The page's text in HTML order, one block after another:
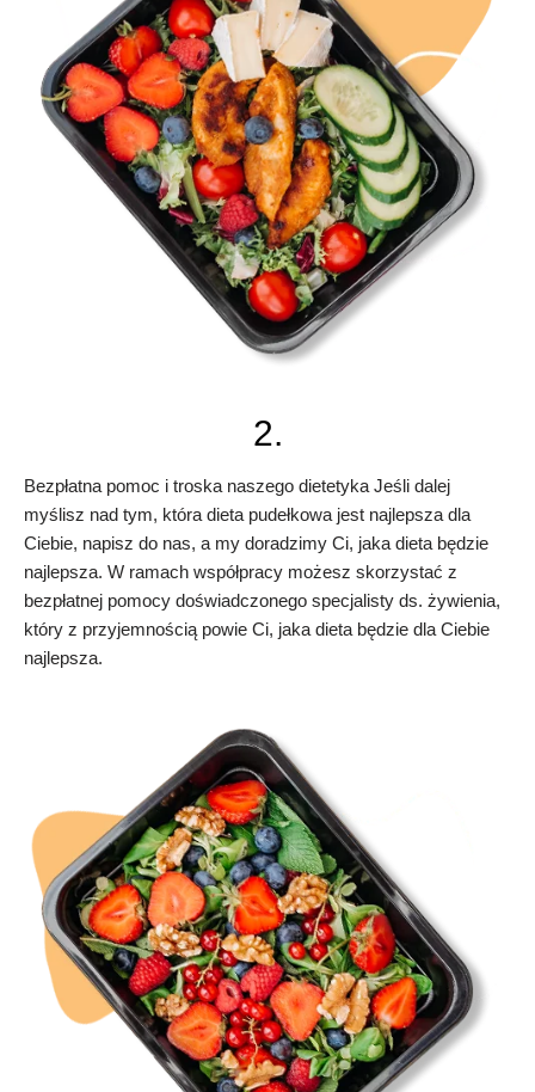
2.
Bezpłatna pomoc i troska naszego dietetyka Jeśli dalej
myślisz nad tym, która dieta pudełkowa jest najlepsza dla
Ciebie, napisz do nas, a my doradzimy Ci, jaka dieta będzie
najlepsza. W ramach współpracy możesz skorzystać z
bezpłatnej pomocy doświadczonego specjalisty ds. żywienia,
który z przyjemnością powie Ci, jaka dieta będzie dla Ciebie
najlepsza.